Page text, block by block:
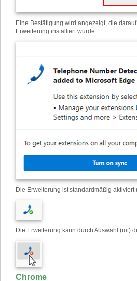
Eine Bestätigung wird angezeigt, die
Erweiterung installiert wurde:
Die Erweiterung ist standardmäßig aktiviert
Die Erweiterung kann durch Auswahl (rot)
Chrome